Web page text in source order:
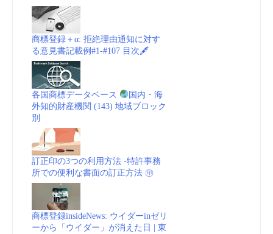
商標登録＋α: 拒絶理由通知に対す
る意見書記載例#1-#107 目次🖋
各国商標データベース
国内・海
外知的財産機関 (143) 地域ブロック
別
訂正印の3つの利用方法 -特許事務
所での便利な書面の訂正方法 ㊞
商標登録insideNews: ウイダーinゼリ
ーから「ウイダー」が消えた日 | 東